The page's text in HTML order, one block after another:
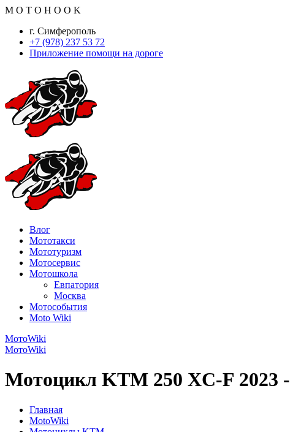
M O T O H O O K
г. Симферополь
+7 (978) 237 53 72
Приложение помощи на дороге
Влог
Мототакси
Мототуризм
Мотосервис
Мотошкола
Евпатория
Москва
Мотособытия
Moto Wiki
МотоWiki
МотоWiki
Мотоцикл KTM 250 XC-F 2023 -
Главная
MotoWiki